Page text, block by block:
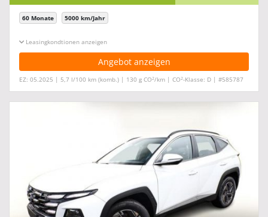
60 Monate 5000 km/Jahr
Leasingkonditionen ein-/ausblenden
Angebot anzeigen
EZ: 05.2025 | 5,7 l/100 km (komb.) | 130 g CO2/km | CO2-Klasse: D | #585787